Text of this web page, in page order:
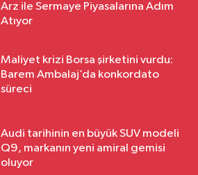
Arz ile Sermaye Piyasalarına Adım
Atıyor
Maliyet krizi Borsa şirketini vurdu:
Barem Ambalaj’da konkordato
süreci
Audi tarihinin en büyük SUV modeli
Q9, markanın yeni amiral gemisi
oluyor